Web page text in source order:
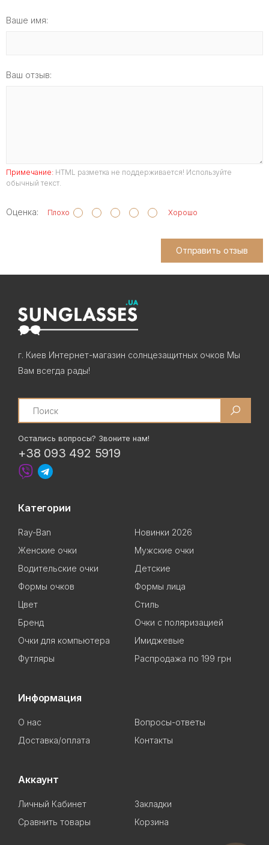
Ваше имя:
Ваш отзыв:
Примечание: HTML разметка не поддерживается! Используйте
обычный текст.
Оценка: Плохо Хорошо
Отправить отзыв
г. Киев Интернет-магазин солнцезащитных очков Мы
Вам всегда рады!
Search
Остались вопросы? Звоните нам!
+38 093 492 5919
Категории
Ray-Ban
Новинки 2026
Женские очки
Мужские очки
Водительские очки
Детские
Формы очков
Формы лица
Цвет
Стиль
Бренд
Очки с поляризацией
Очки для компьютера
Имиджевые
Футляры
Распродажа по 199 грн
Информация
О нас
Вопросы-ответы
Доставка/оплата
Контакты
Аккаунт
Личный Кабинет
Закладки
Сравнить товары
Корзина